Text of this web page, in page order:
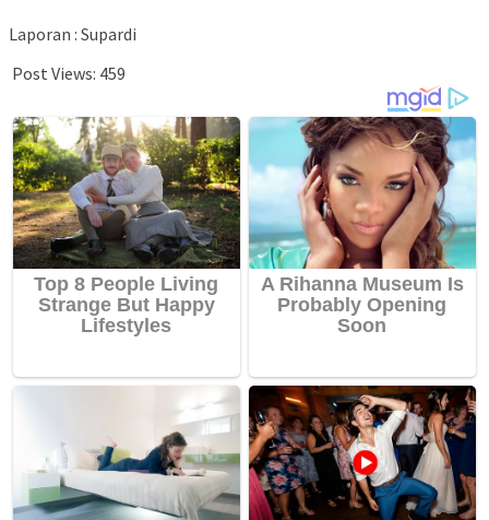
Laporan : Supardi
Post Views: 459